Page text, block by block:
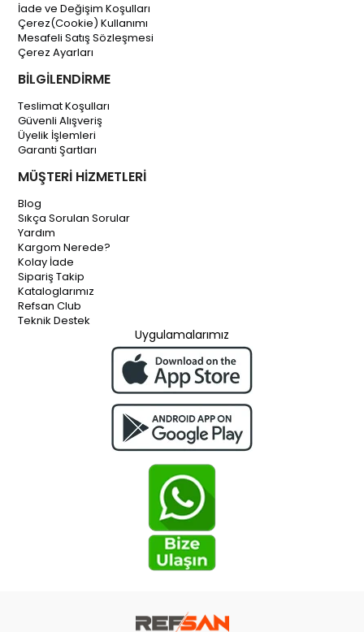
İade ve Değişim Koşulları
Çerez(Cookie) Kullanımı
Mesafeli Satış Sözleşmesi
Çerez Ayarları
BİLGİLENDİRME
Teslimat Koşulları
Güvenli Alışveriş
Üyelik İşlemleri
Garanti Şartları
MÜŞTERİ HİZMETLERİ
Blog
Sıkça Sorulan Sorular
Yardım
Kargom Nerede?
Kolay İade
Sipariş Takip
Kataloglarımız
Refsan Club
Teknik Destek
Uygulamalarımız